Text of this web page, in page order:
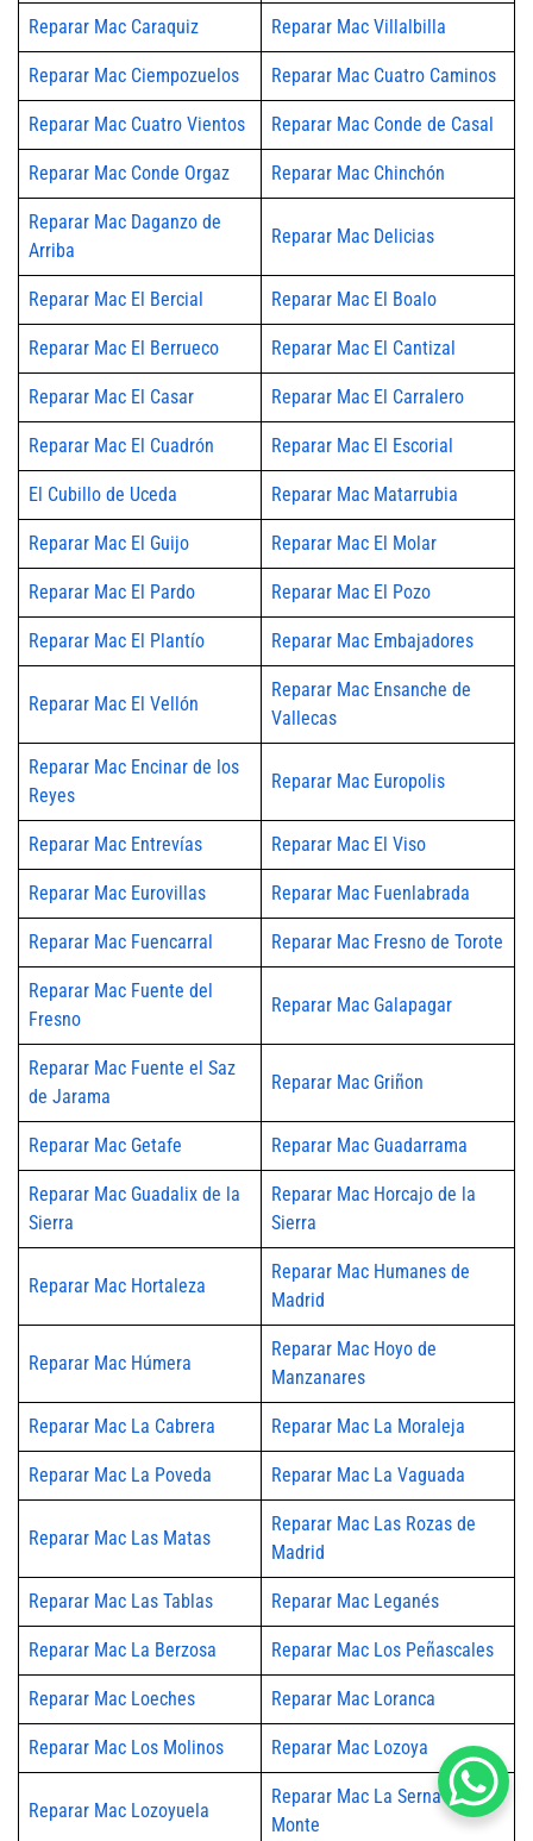
Reparar Mac Caraquiz Reparar Mac Villalbilla
Reparar Mac Ciempozuelos Reparar Mac Cuatro Caminos
Reparar Mac Cuatro Vientos Reparar Mac Conde de Casal
Reparar Mac Conde Orgaz Reparar Mac Chinchón
Reparar Mac Daganzo de
Arriba
Reparar Mac Delicias
Reparar Mac El Bercial Reparar Mac El Boalo
Reparar Mac El Berrueco Reparar Mac El Cantizal
Reparar Mac El Casar Reparar Mac El Carralero
Reparar Mac El Cuadrón Reparar Mac El Escorial
El Cubillo de Uceda Reparar Mac Matarrubia
Reparar Mac El Guijo Reparar Mac El Molar
Reparar Mac El Pardo Reparar Mac El Pozo
Reparar Mac El Plantío Reparar Mac Embajadores
Reparar Mac El Vellón
Reparar Mac Ensanche de
Vallecas
Reparar Mac Encinar de los
Reyes
Reparar Mac Europolis
Reparar Mac Entrevías Reparar Mac El Viso
Reparar Mac Eurovillas Reparar Mac Fuenlabrada
Reparar Mac Fuencarral Reparar Mac Fresno de Torote
Reparar Mac Fuente del
Fresno
Reparar Mac Galapagar
Reparar Mac Fuente el Saz
de Jarama
Reparar Mac Griñon
Reparar Mac Getafe Reparar Mac Guadarrama
Reparar Mac Guadalix de la
Sierra
Reparar Mac Horcajo de la
Sierra
Reparar Mac Hortaleza
Reparar Mac Humanes de
Madrid
Reparar Mac Húmera
Reparar Mac Hoyo de
Manzanares
Reparar Mac La Cabrera Reparar Mac La Moraleja
Reparar Mac La Poveda Reparar Mac La Vaguada
Reparar Mac Las Matas
Reparar Mac Las Rozas de
Madrid
Reparar Mac Las Tablas Reparar Mac Leganés
Reparar Mac La Berzosa Reparar Mac Los Peñascales
Reparar Mac Loeches Reparar Mac Loranca
Reparar Mac Los Molinos Reparar Mac Lozoya
Reparar Mac Lozoyuela
Reparar Mac La Serna del
Monte